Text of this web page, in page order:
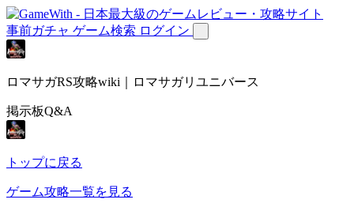
事前ガチャ ゲーム検索 ログイン
ロマサガRS攻略wiki｜ロマサガリユニバース
掲示板Q&A
トップに戻る
ゲーム攻略一覧を見る